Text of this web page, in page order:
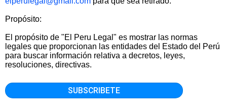
Propósito:
El propósito de "El Peru Legal" es mostrar las normas
legales que proporcionan las entidades del Estado del Perú
para buscar información relativa a decretos, leyes,
resoluciones, directivas.